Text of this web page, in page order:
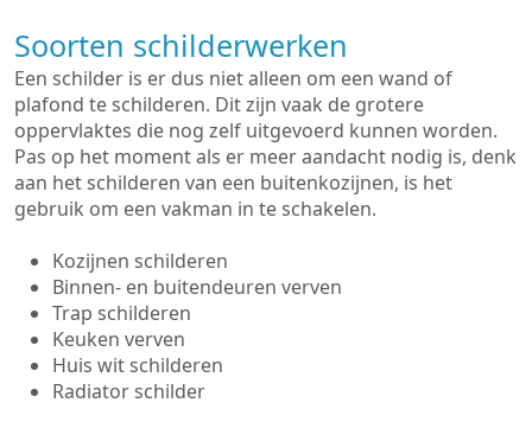
Soorten schilderwerken
Een schilder is er dus niet alleen om een wand of
plafond te schilderen. Dit zijn vaak de grotere
oppervlaktes die nog zelf uitgevoerd kunnen worden.
Pas op het moment als er meer aandacht nodig is, denk
aan het schilderen van een buitenkozijnen, is het
gebruik om een vakman in te schakelen.
Kozijnen schilderen
Binnen- en buitendeuren verven
Trap schilderen
Keuken verven
Huis wit schilderen
Radiator schilder